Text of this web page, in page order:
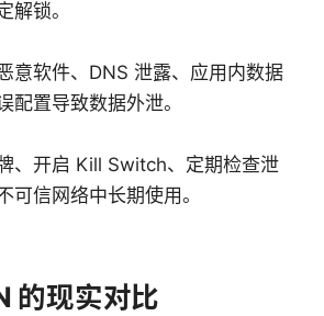
解锁。
意软件、DNS 泄露、应用内数据
配置导致数据外泄。
、开启 Kill Switch、定期检查泄
可信网络中长期使用。
的现实对比